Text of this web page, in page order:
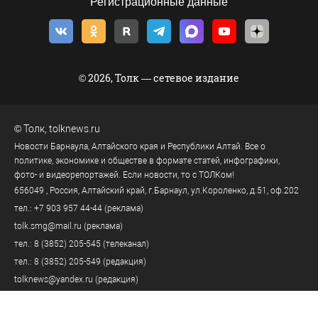
© 2026, Толк — сетевое издание
©Толк tolknews.ru
Новости Барнаула, Алтайского края и Республики Алтай. Все о
политике, экономике и обществе в формате статей, инфографики,
фото- и видеорепортажей. Если новости, то с ТОЛКом!
656049
, Россия, Алтайский край, г. Барнаул ул.Короленко, д.51, оф.202
тел.: +7 903 957 44-44 (реклама)
tolk.smg@mail.ru (реклама)
тел.: 8 (3852) 205-545 (телеканал)
тел.: 8 (3852) 205-549 (редакция)
tolknews@yandex.ru (редакция)